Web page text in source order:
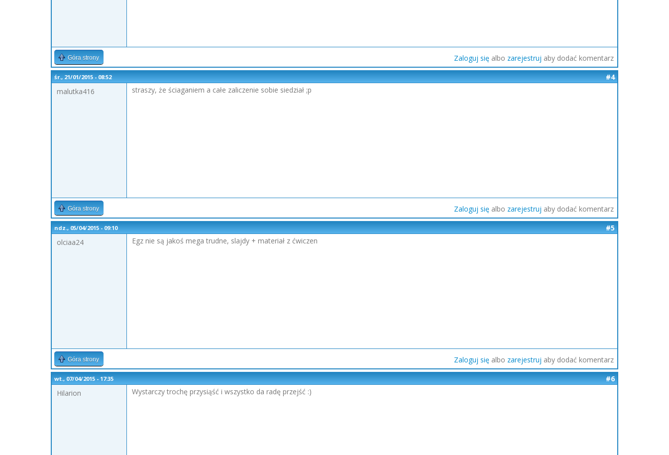
Góra strony Zaloguj się albo zarejestruj aby dodać komentarz
śr., 21/01/2015 - 08:52
#4
malutka416
straszy, że ściaganiem a całe zaliczenie sobie siedział ;p
Góra strony Zaloguj się albo zarejestruj aby dodać komentarz
ndz., 05/04/2015 - 09:10
#5
olciaa24
Egz nie są jakoś mega trudne, slajdy + materiał z ćwiczen
Góra strony Zaloguj się albo zarejestruj aby dodać komentarz
wt., 07/04/2015 - 17:35
#6
Hilarion
Wystarczy trochę przysiąść i wszystko da radę przejść :)